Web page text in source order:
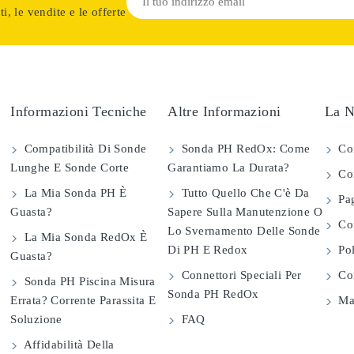
le vendite e le offerte
Informazioni Tecniche
Compatibilità Di Sonde
Lunghe E Sonde Corte
La Mia Sonda PH È
Guasta?
La Mia Sonda RedOx È
Guasta?
Sonda PH Piscina Misura
Errata? Corrente Parassita E
Soluzione
Affidabilità Della
Altre Informazioni
Sonda PH RedOx: Come
Garantiamo La Durata?
Tutto Quello Che C'è Da
Sapere Sulla Manutenzione O
Lo Svernamento Delle Sonde
Di PH E Redox
Connettori Speciali Per
Sonda PH RedOx
FAQ
La